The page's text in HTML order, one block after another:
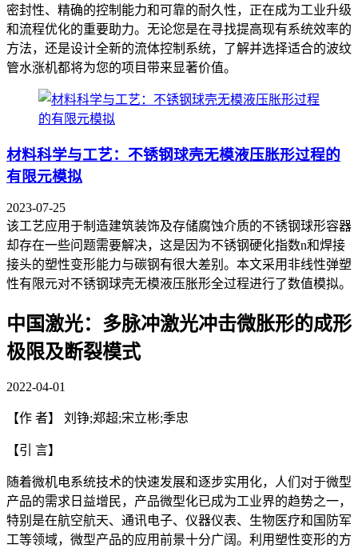
密封性、精确的控制能力和可靠的耐久性，正在成为工业升级
和流程优化的重要助力。无论您是在寻找提高现有系统效率的
方法，还是设计全新的流体控制系统，了解并选择适合的波纹
管水涨机都将为您的项目带来显著价值。
材料科学与工艺：不锈钢球壳无模液压胀形过程的
有限元模拟
2023-07-25
该工艺应用于制造建筑装饰及存储腐蚀介质的不锈钢球形容器
却存在一些问题需要解决，这是因为不锈钢硬化指数n和焊接
接头的塑性变形能力与碳钢有很大差别。本文采用非线性弹塑
性有限元对不锈钢球壳无模液压胀形全过程进行了数值模拟。
中国激光：多脉冲激光冲击微胀形的成形
极限及断裂模式
2022-04-01
【作 者】 刘铮;郑超;宋立彬;季忠
【引 言】
随着微机电系统技术的快速发展和逐步实用化，人们对于微型
产品的需求日益增民，产品微型化已成为工业界的趋势之一，
特别是在航空航天、通讯电子、仪器仪表、生物医疗和国防军
工等领域，微型产品的应用前景十分广阔。利用塑性变形的方